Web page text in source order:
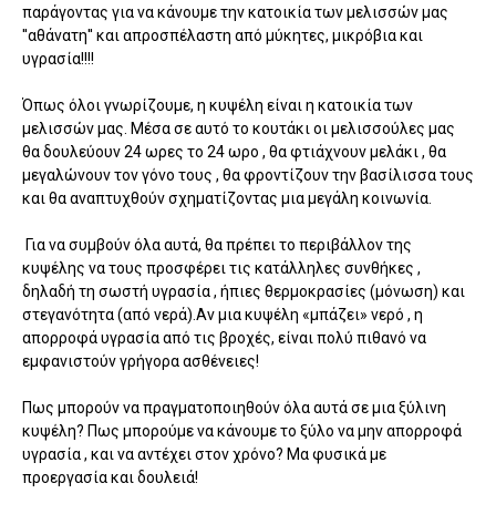
παράγοντας για να κάνουμε την κατοικία των μελισσών μας
''αθάνατη'' και απροσπέλαστη από μύκητες, μικρόβια και
υγρασία!!!!
Όπως όλοι γνωρίζουμε, η κυψέλη είναι η κατοικία των
μελισσών μας. Μέσα σε αυτό το κουτάκι οι μελισσούλες μας
θα δουλεύουν 24 ωρες το 24 ωρο , θα φτιάχνουν μελάκι , θα
μεγαλώνουν τον γόνο τους , θα φροντίζουν την βασίλισσα τους
και θα αναπτυχθούν σχηματίζοντας μια μεγάλη κοινωνία.
Για να συμβούν όλα αυτά, θα πρέπει το περιβάλλον της
κυψέλης να τους προσφέρει τις κατάλληλες συνθήκες ,
δηλαδή τη σωστή υγρασία , ήπιες θερμοκρασίες (μόνωση) και
στεγανότητα (από νερά).Αν μια κυψέλη «μπάζει» νερό , η
απορροφά υγρασία από τις βροχές, είναι πολύ πιθανό να
εμφανιστούν γρήγορα ασθένειες!
Πως μπορούν να πραγματοποιηθούν όλα αυτά σε μια ξύλινη
κυψέλη? Πως μπορούμε να κάνουμε το ξύλο να μην απορροφά
υγρασία , και να αντέχει στον χρόνο? Μα φυσικά με
προεργασία και δουλειά!